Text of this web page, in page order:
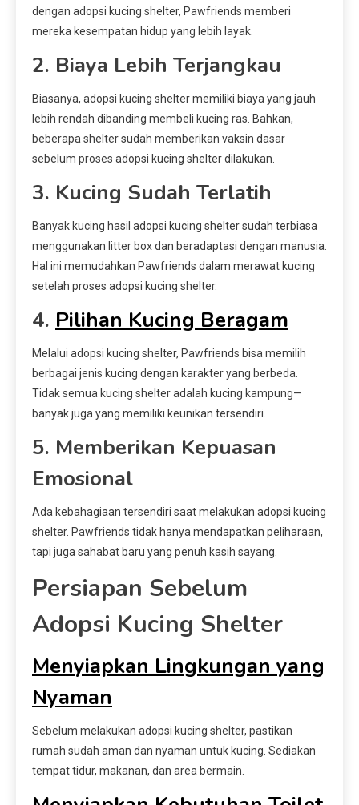
dengan adopsi kucing shelter, Pawfriends memberi
mereka kesempatan hidup yang lebih layak.
2. Biaya Lebih Terjangkau
Biasanya, adopsi kucing shelter memiliki biaya yang jauh
lebih rendah dibanding membeli kucing ras. Bahkan,
beberapa shelter sudah memberikan vaksin dasar
sebelum proses adopsi kucing shelter dilakukan.
3. Kucing Sudah Terlatih
Banyak kucing hasil adopsi kucing shelter sudah terbiasa
menggunakan litter box dan beradaptasi dengan manusia.
Hal ini memudahkan Pawfriends dalam merawat kucing
setelah proses adopsi kucing shelter.
4. Pilihan Kucing Beragam
Melalui adopsi kucing shelter, Pawfriends bisa memilih
berbagai jenis kucing dengan karakter yang berbeda.
Tidak semua kucing shelter adalah kucing kampung—
banyak juga yang memiliki keunikan tersendiri.
5. Memberikan Kepuasan
Emosional
Ada kebahagiaan tersendiri saat melakukan adopsi kucing
shelter. Pawfriends tidak hanya mendapatkan peliharaan,
tapi juga sahabat baru yang penuh kasih sayang.
Persiapan Sebelum
Adopsi Kucing Shelter
Menyiapkan Lingkungan yang
Nyaman
Sebelum melakukan adopsi kucing shelter, pastikan
rumah sudah aman dan nyaman untuk kucing. Sediakan
tempat tidur, makanan, dan area bermain.